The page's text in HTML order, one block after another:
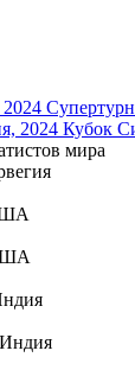
2024 Кубок
мира
Индия